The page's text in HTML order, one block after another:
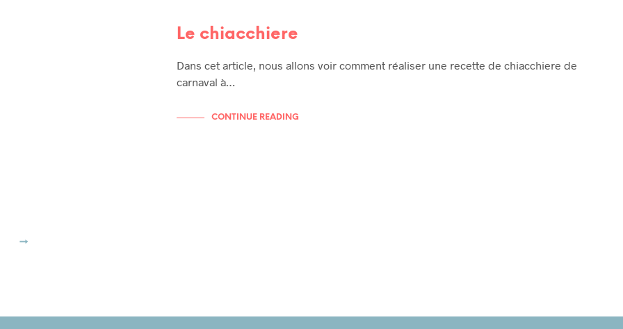
Le chiacchiere
Dans cet article, nous allons voir comment réaliser une recette de chiacchiere de
carnaval à…
CONTINUE READING
→